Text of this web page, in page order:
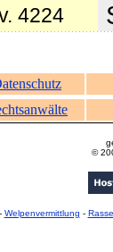
4224
©
- Welpenvermittlung -